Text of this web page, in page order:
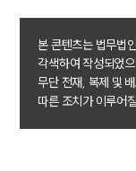
본 콘텐츠는 법무법
각색하여 작성되었
무단 전재, 복제 및
따른 조치가 이루어